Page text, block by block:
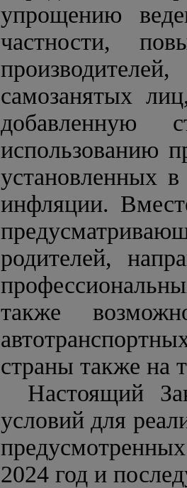
упрощению
частности,
самозанятых
добавленную
использованию
установленных
инфляции.
родителей,
также
страны также на
Настоящий
условий для
2024 год и